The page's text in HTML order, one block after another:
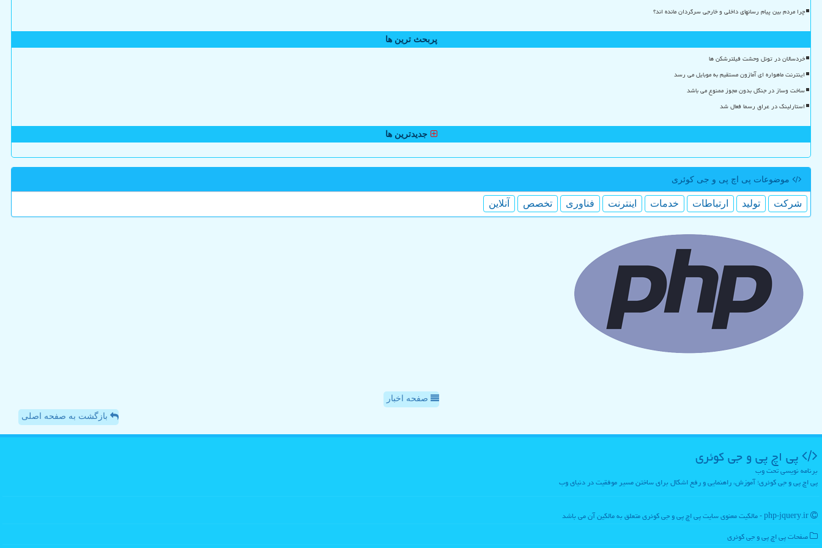
چرا مردم بین پیام رسانهای داخلی و خارجی سرگردان مانده اند؟
پربحث ترین ها
خردسالان در تونل وحشت فیلترشکن ها
اینترنت ماهواره ای آمازون مستقیم به موبایل می رسد
ساخت وساز در جنگل بدون مجوز ممنوع می باشد
استارلینک در عراق رسما فعال شد
جدیدترین ها
موضوعات پی اچ پی و جی كوئری
شركت تولید ارتباطات خدمات اینترنت فناوری تخصص آنلاین
صفحه اخبار
بازگشت به صفحه اصلی
پی اچ پی و جی كوئری
برنامه نویسی تحت وب
پی اچ پی و جی کوئری؛ آموزش، راهنمایی و رفع اشکال برای ساختن مسیر موفقیت در دنیای وب
صفحات پی اچ پی و جی كوئری